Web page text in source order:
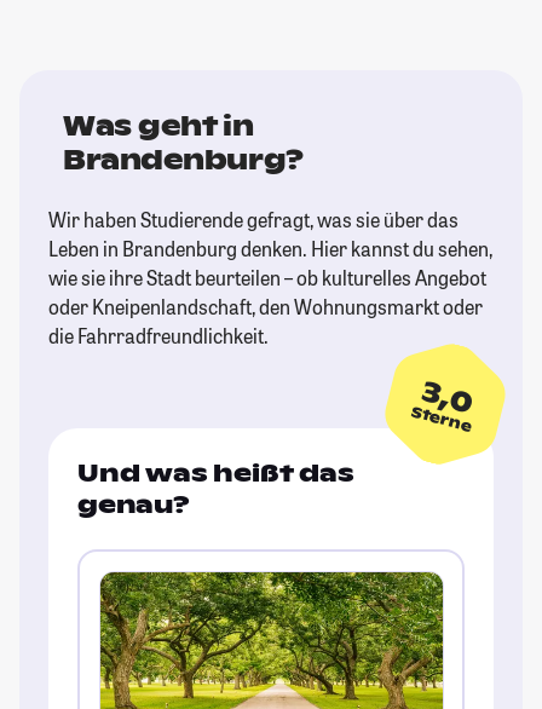
Was geht in
Brandenburg?
Wir haben Studierende gefragt, was sie über das
Leben in Brandenburg denken. Hier kannst du sehen,
wie sie ihre Stadt beurteilen – ob kulturelles Angebot
oder Kneipenlandschaft, den Wohnungsmarkt oder
die Fahrradfreundlichkeit.
3,0
Sterne
Und was heißt das
genau?